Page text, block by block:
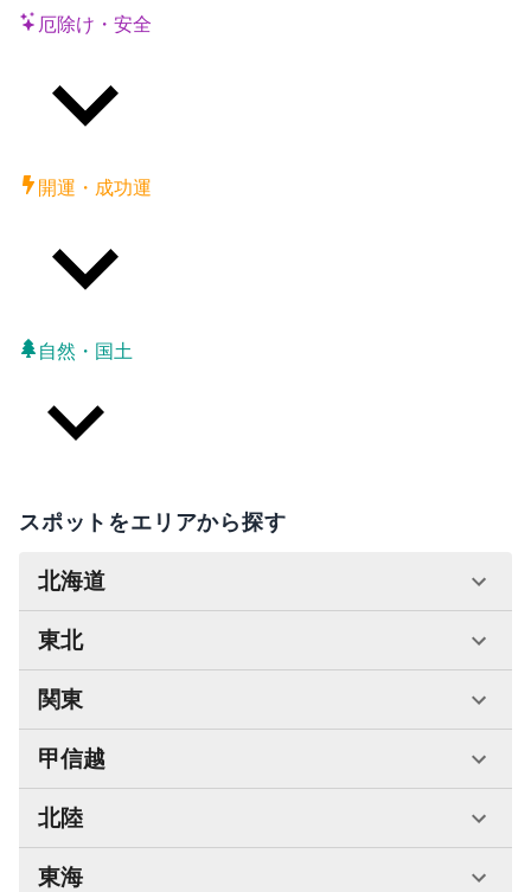
厄除け・安全
開運・成功運
自然・国土
スポットをエリアから探す
北海道
東北
関東
甲信越
北陸
東海